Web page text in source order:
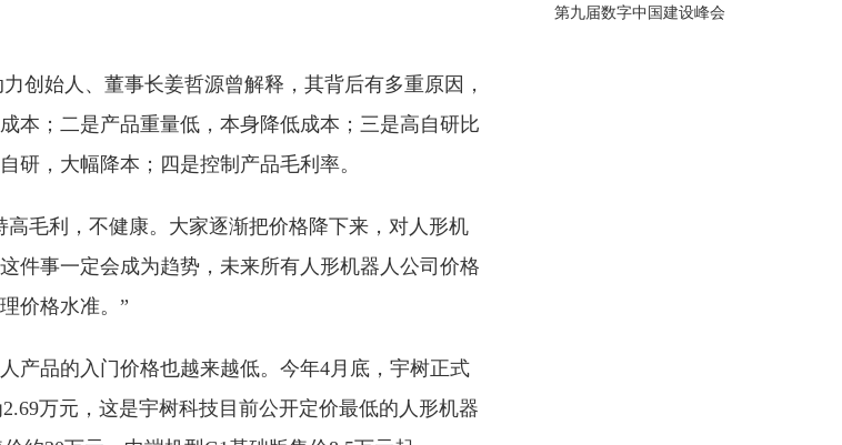
创始人、董事长姜哲源曾解释，其背后有多重原因，
本；二是产品重量低，本身降低成本；三是高自研比
研，大幅降本；四是控制产品毛利率。
毛利，不健康。大家逐渐把价格降下来，对人形机
件事一定会成为趋势，未来所有人形机器人公司价格
价格水准。”
产品的入门价格也越来越低。今年4月底，宇树正式
万元，这是宇树科技目前公开定价最低的人形机器
第九届数字中国建设峰会